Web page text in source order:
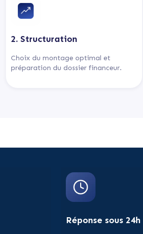
2. Structuration
Choix du montage optimal et
préparation du dossier financeur.
Réponse sous 24h